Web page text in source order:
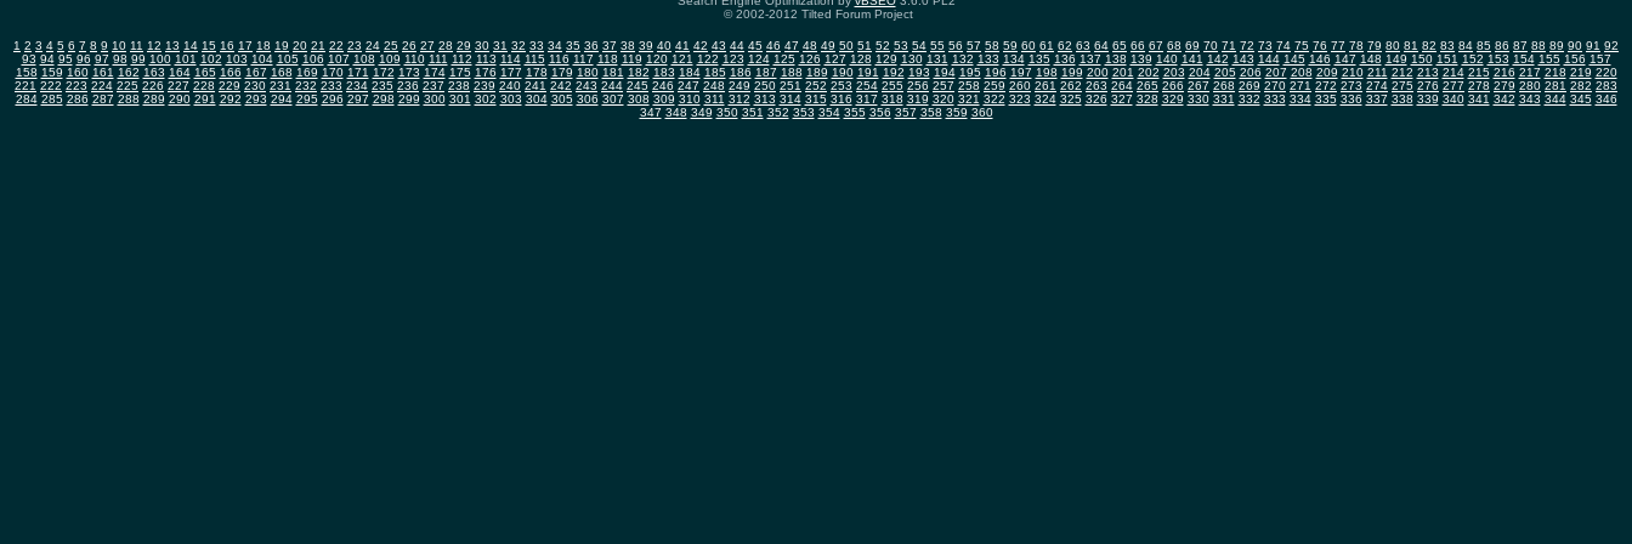
© 2002-2012 Tilted Forum Project
1 2 3 4 5 6 7 8 9 10 11 12 13 14 15 16 17 18 19 20 21 22 23 24 25 26 27 28 29 30 31 32 33 34 35 36 37 38 39 40 41 42 43 44 45 46 47 48 49 50 51 52 53 54 55 56 57 58 59 60 61 62 63 64 65 66 67 68 69 70 71 72 73 74 75 76 77 78 79 80 81 82 83 84 85 86 87 88 89 90 91 92
93 94 95 96 97 98 99 100 101 102 103 104 105 106 107 108 109 110 111 112 113 114 115 116 117 118 119 120 121 122 123 124 125 126 127 128 129 130 131 132 133 134 135 136 137 138 139 140 141 142 143 144 145 146 147 148 149 150 151 152 153 154 155 156 157
158 159 160 161 162 163 164 165 166 167 168 169 170 171 172 173 174 175 176 177 178 179 180 181 182 183 184 185 186 187 188 189 190 191 192 193 194 195 196 197 198 199 200 201 202 203 204 205 206 207 208 209 210 211 212 213 214 215 216 217 218 219 220
221 222 223 224 225 226 227 228 229 230 231 232 233 234 235 236 237 238 239 240 241 242 243 244 245 246 247 248 249 250 251 252 253 254 255 256 257 258 259 260 261 262 263 264 265 266 267 268 269 270 271 272 273 274 275 276 277 278 279 280 281 282 283
284 285 286 287 288 289 290 291 292 293 294 295 296 297 298 299 300 301 302 303 304 305 306 307 308 309 310 311 312 313 314 315 316 317 318 319 320 321 322 323 324 325 326 327 328 329 330 331 332 333 334 335 336 337 338 339 340 341 342 343 344 345 346
347 348 349 350 351 352 353 354 355 356 357 358 359 360